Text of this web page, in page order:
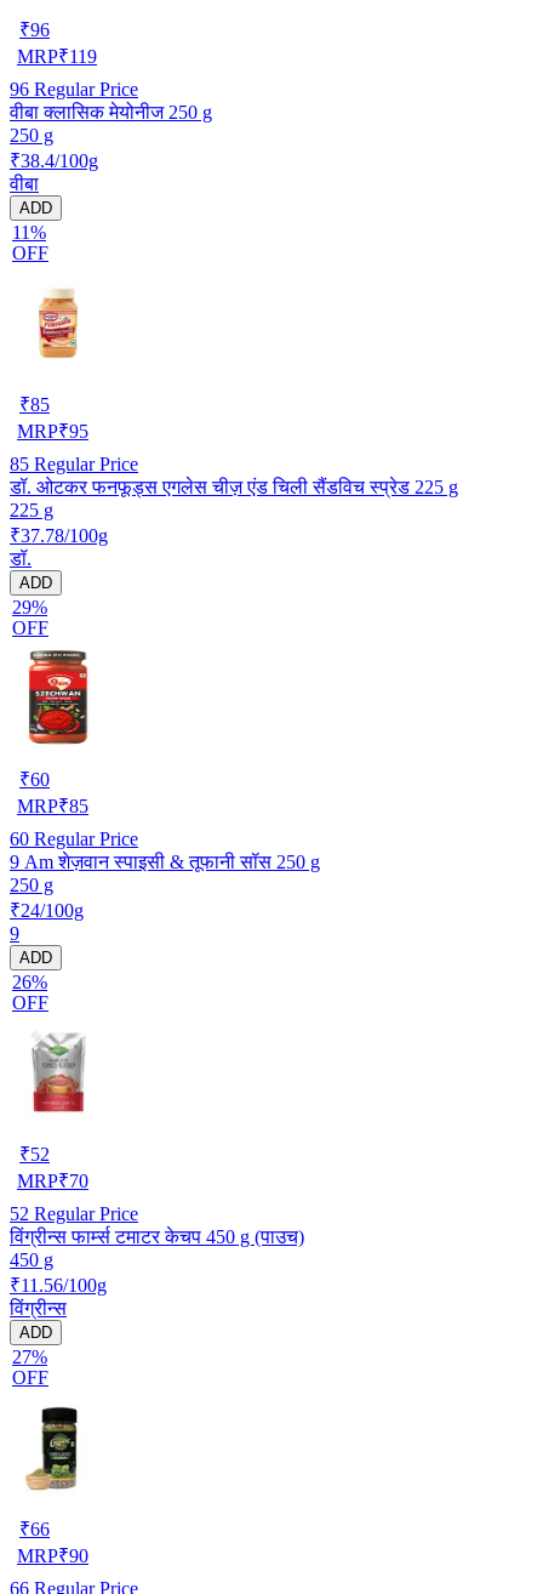
₹96
MRP₹119
96 Regular Price
वीबा क्लासिक मेयोनीज 250 g
250 g
₹38.4/100g
वीबा
ADD
11%
OFF
₹85
MRP₹95
85 Regular Price
डॉ. ओटकर फनफूड्स एगलेस चीज़ एंड चिली सैंडविच स्प्रेड 225 g
225 g
₹37.78/100g
डॉ.
ADD
29%
OFF
₹60
MRP₹85
60 Regular Price
9 Am शेज़वान स्पाइसी & तूफानी सॉस 250 g
250 g
₹24/100g
9
ADD
26%
OFF
₹52
MRP₹70
52 Regular Price
विंग्रीन्स फार्म्स टमाटर केचप 450 g (पाउच)
450 g
₹11.56/100g
विंग्रीन्स
ADD
27%
OFF
₹66
MRP₹90
66 Regular Price